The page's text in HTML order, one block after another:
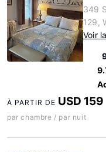
349
129,
Voir
À PARTIR DE USD 159
par chambre / par nuit